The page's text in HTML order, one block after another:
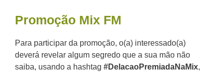
Promoção Mix FM
Para participar da promoção, o(a) interessado(a)
deverá revelar algum segredo que a sua mão não
saiba, usando a hashtag #DelacaoPremiadaNaMix,